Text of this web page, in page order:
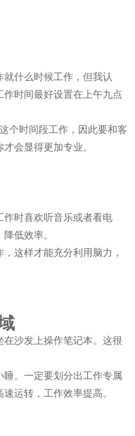
什么时候工作，但我认
时间最好设置在上午九点
个时间段工作，因此要和客
会显得更加专业。
时喜欢听音乐或者看电
低效率。
这样才能充分利用脑力，
沙发上操作笔记本。这很
。一定要划分出工作专属
运转，工作效率提高。